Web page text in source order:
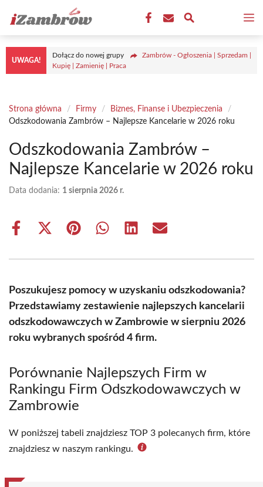
treści
UWAGA!
Dołącz do nowej grupy
Zambrów - Ogłoszenia | Sprzedam |
Kupię | Zamienię | Praca
Strona główna / Firmy / Biznes, Finanse i Ubezpieczenia
/
Odszkodowania Zambrów – Najlepsze Kancelarie w 2026 roku
Odszkodowania Zambrów –
Najlepsze Kancelarie w 2026 roku
Data dodania: 1 sierpnia 2026 r.
Share
Share
(Twitter)
Share Share Share Share
Poszukujesz pomocy w uzyskaniu odszkodowania?
Przedstawiamy zestawienie najlepszych kancelarii
odszkodowawczych w Zambrowie w sierpniu 2026
roku wybranych spośród 4 firm.
Porównanie Najlepszych Firm w
Rankingu Firm Odszkodowawczych w
Zambrowie
W poniższej tabeli znajdziesz TOP 3 polecanych firm, które
znajdziesz w naszym rankingu.